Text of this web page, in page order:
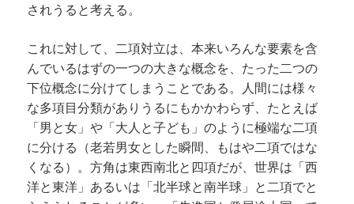
されうると考える。
これに対して、二項対立は、本来いろんな要素を含
んでいるはずの一つの大きな概念を、たった二つの
下位概念に分けてしまうことである。人間には様々
な多項目分類がありうるにもかかわらず、たとえば
「男と女」や「大人と子ども」のように極端な二項
に分ける（老若男女とした瞬間、もはや二項ではな
くなる）。方角は東西南北と四項だが、世界は「西
洋と東洋」あるいは「北半球と南半球」と二項でと